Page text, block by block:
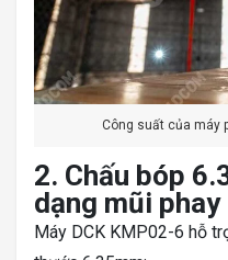
Công suất của máy
2. Chấu bóp
dạng mũi phay
Máy DCK KMP02-6 hỗ